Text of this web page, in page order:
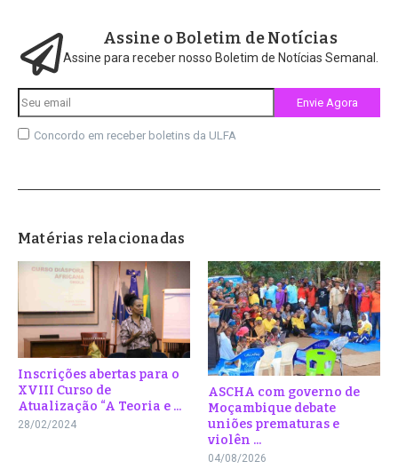
Assine o Boletim de Notícias
Assine para receber nosso Boletim de Notícias Semanal.
Concordo em receber boletins da ULFA
Matérias relacionadas
Inscrições abertas para o
XVIII Curso de
Atualização “A Teoria e ...
28/02/2024
ASCHA com governo de
Moçambique debate
uniões prematuras e
violên ...
04/08/2026